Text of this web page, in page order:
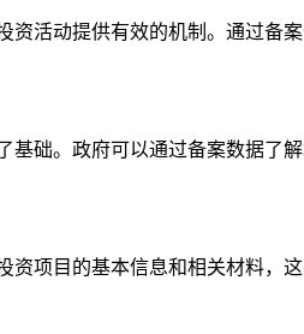
资活动提供有效的机制。通过备
基础。政府可以通过备案数据了
资项目的基本信息和相关材料，